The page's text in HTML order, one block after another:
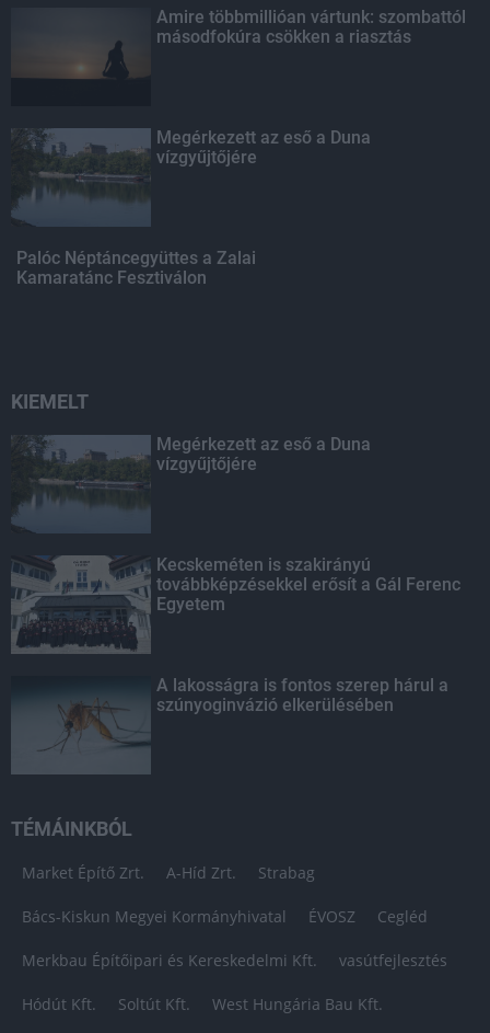
Amire többmillióan vártunk: szombattól
másodfokúra csökken a riasztás
Megérkezett az eső a Duna
vízgyűjtőjére
Palóc Néptáncegyüttes a Zalai
Kamaratánc Fesztiválon
KIEMELT
Megérkezett az eső a Duna
vízgyűjtőjére
Kecskeméten is szakirányú
továbbképzésekkel erősít a Gál Ferenc
Egyetem
A lakosságra is fontos szerep hárul a
szúnyoginvázió elkerülésében
TÉMÁINKBÓL
Market Építő Zrt. A-Híd Zrt. Strabag
Bács-Kiskun Megyei Kormányhivatal ÉVOSZ Cegléd
Merkbau Építőipari és Kereskedelmi Kft. vasútfejlesztés
Hódút Kft. Soltút Kft. West Hungária Bau Kft.